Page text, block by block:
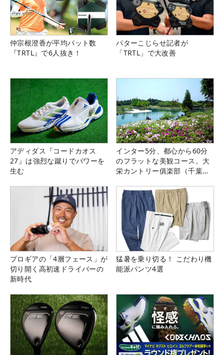
仲宗根澄香が平均パット数
『TRTL』で6人抜き！
パターこじらせ記者が
「TRTL」で大改善
アディダス『コードカオス
27』は強烈な蹴りでパワーを
生む
インター5分、都心から60分
のフラットな美観コース。大
栄カントリー俱楽部（千葉
プロギアの「4層フェース」が
切り開く高初速ドライバーの
新時代
猛暑を乗り切る！ こだわり機
能派パンツ4選